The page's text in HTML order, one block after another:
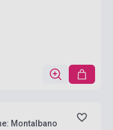
Montalbano